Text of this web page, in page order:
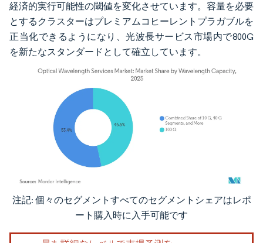
経済的実行可能性の閾値を変化させています。容量を必要
とするクラスターはプレミアムコヒーレントプラガブルを
正当化できるようになり、光波長サービス市場内で800G
を新たなスタンダードとして確立しています。
画像 © Mordor Intelligence。再利用にはCC BY 4.0の表示が必要です。
注記: 個々のセグメントすべてのセグメントシェアはレポ
ート購入時に入手可能です